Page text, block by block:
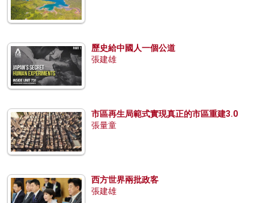
歷史給中國人一個公道
張建雄
市區再生局範式實現真正的市區重建3.0
張量童
西方世界兩批政客
張建雄